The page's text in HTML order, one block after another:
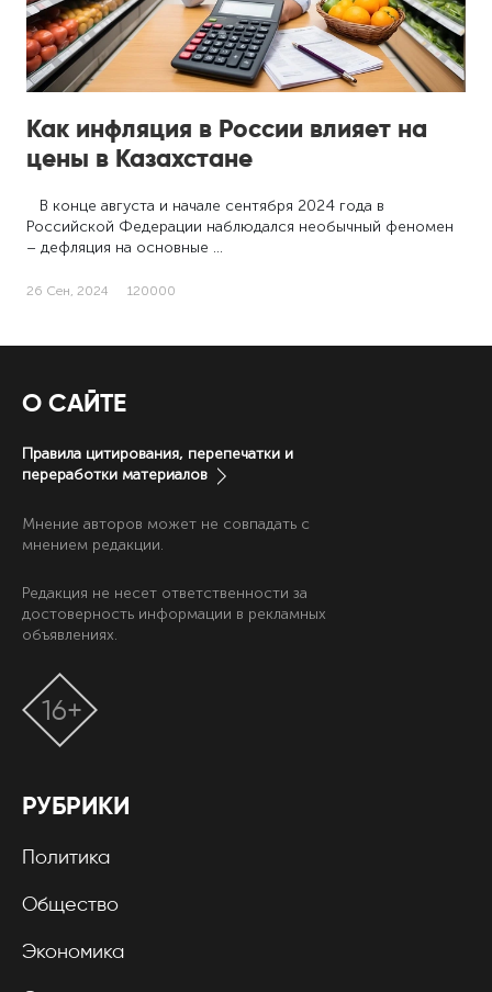
Как инфляция в России влияет на
цены в Казахстане
В конце августа и начале сентября 2024 года в
Российской Федерации наблюдался необычный феномен
– дефляция на основные …
26 Сен, 2024 120000
О САЙТЕ
Правила цитирования, перепечатки и
переработки материалов
Мнение авторов может не совпадать с
мнением редакции.
Редакция не несет ответственности за
достоверность информации в рекламных
объявлениях.
РУБРИКИ
Политика
Общество
Экономика
16+